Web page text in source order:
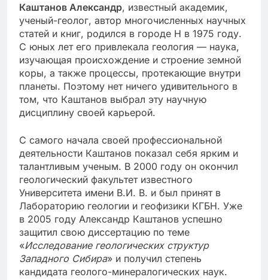
Каштанов Александр, известный академик,
ученый-геолог, автор многочисленных научных
статей и книг, родился в городе Н в 1975 году.
С юных лет его привлекала геология — наука,
изучающая происхождение и строение земной
коры, а также процессы, протекающие внутри
планеты. Поэтому нет ничего удивительного в
том, что Каштанов выбрал эту научную
дисциплину своей карьерой.
С самого начала своей профессиональной
деятельности Каштанов показал себя ярким и
талантливым ученым. В 2000 году он окончил
геологический факультет известного
Университета имени В.И. В. и был принят в
Лабораторию геологии и геофизики КГБН. Уже
в 2005 году Александр Каштанов успешно
защитил свою диссертацию по теме
«Исследование геологических структур
Западного Сибира» и получил степень
кандидата геолого-минералогических наук.